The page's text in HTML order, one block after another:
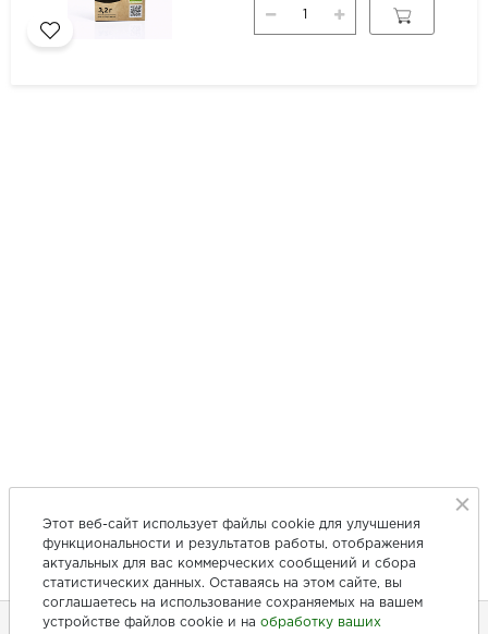
Этот веб-сайт использует файлы cookie для улучшения
функциональности и результатов работы, отображения
актуальных для вас коммерческих сообщений и сбора
статистических данных. Оставаясь на этом сайте, вы
соглашаетесь на использование сохраняемых на вашем
устройстве файлов cookie и на обработку ваших